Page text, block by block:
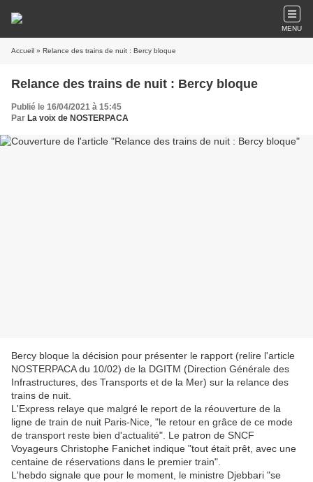
MENU
Accueil » Relance des trains de nuit : Bercy bloque
Relance des trains de nuit : Bercy bloque
Publié le 16/04/2021 à 15:45
Par La voix de NOSTERPACA
Bercy bloque la décision pour présenter le rapport (relire l'article
NOSTERPACA du 10/02) de la DGITM (Direction Générale des
Infrastructures, des Transports et de la Mer) sur la relance des
trains de nuit.
L'Express relaye que malgré le report de la réouverture de la
ligne de train de nuit Paris-Nice, "le retour en grâce de ce mode
de transport reste bien d'actualité". Le patron de SNCF
Voyageurs Christophe Fanichet indique "tout était prêt, avec une
centaine de réservations dans le premier train".
L'hebdo signale que pour le moment, le ministre Djebbari "se